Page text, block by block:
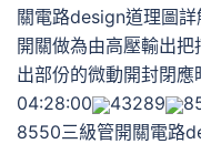
關電路design道理圖
開關做為由高壓輸出
出部份的微動開封閉
04:28:00
43289
8550三級管開關電路